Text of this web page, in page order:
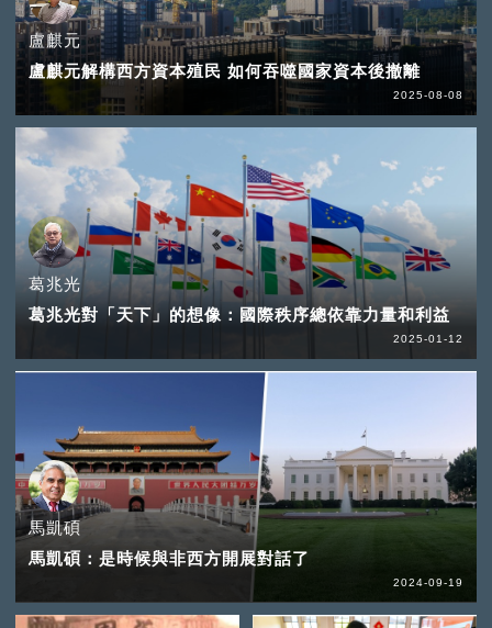
盧麒元
盧麒元解構西方資本殖民 如何吞噬國家資本後撤離
2025-08-08
葛兆光
葛兆光對「天下」的想像：國際秩序總依靠力量和利益
2025-01-12
馬凱碩
馬凱碩：是時候與非西方開展對話了
2024-09-19